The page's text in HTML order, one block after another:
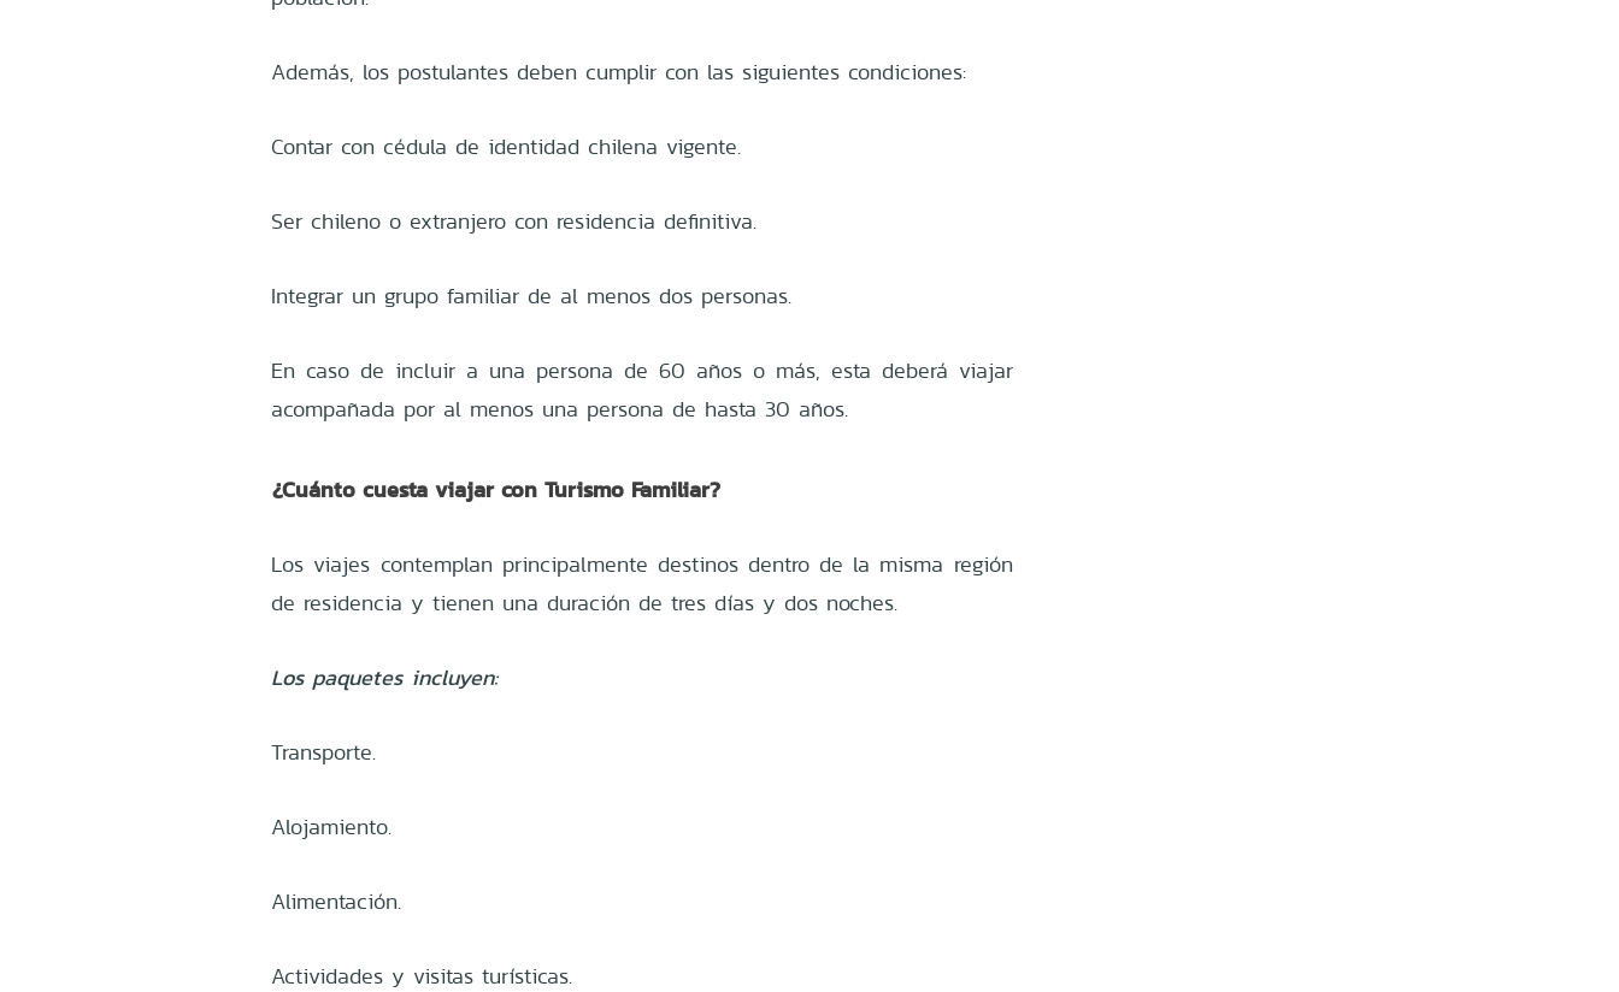
Además, los postulantes deben cumplir con las siguientes condiciones:
Contar con cédula de identidad chilena vigente.
Ser chileno o extranjero con residencia definitiva.
Integrar un grupo familiar de al menos dos personas.
En caso de incluir a una persona de 60 años o más, esta deberá viajar
acompañada por al menos una persona de hasta 30 años.
¿Cuánto cuesta viajar con Turismo Familiar?
Los viajes contemplan principalmente destinos dentro de la misma región
de residencia y tienen una duración de tres días y dos noches.
Los paquetes incluyen:
Transporte.
Alojamiento.
Alimentación.
Actividades y visitas turísticas.